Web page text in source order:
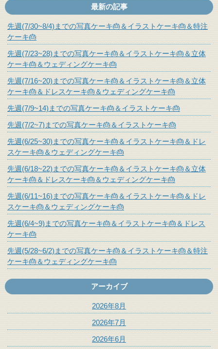
最新の記事
先週(7/30~8/4)までの写真ケーキ🎂＆イラストケーキ🎂＆特注
ケーキ🎂
先週(7/23~28)までの写真ケーキ🎂＆イラストケーキ🎂＆立体
ケーキ🎂＆ウェディングケーキ🎂
先週(7/16~20)までの写真ケーキ🎂＆イラストケーキ🎂＆立体
ケーキ🎂＆ドレスケーキ🎂＆ウェディングケーキ🎂
先週(7/9~14)までの写真ケーキ🎂＆イラストケーキ🎂
先週(7/2~7)までの写真ケーキ🎂＆イラストケーキ🎂
先週(6/25~30)までの写真ケーキ🎂＆イラストケーキ🎂＆ドレ
スケーキ🎂＆ウェディングケーキ🎂
先週(6/18~22)までの写真ケーキ🎂＆イラストケーキ🎂＆立体
ケーキ🎂＆ドレスケーキ🎂＆ウェディングケーキ🎂
先週(6/11~16)までの写真ケーキ🎂＆イラストケーキ🎂＆ドレ
スケーキ🎂＆ウェディングケーキ🎂
先週(6/4~9)までの写真ケーキ🎂＆イラストケーキ🎂＆ドレス
ケーキ🎂
先週(5/28~6/2)までの写真ケーキ🎂＆イラストケーキ🎂＆特注
ケーキ🎂＆ウェディングケーキ🎂
アーカイブ
2026年8月
2026年7月
2026年6月